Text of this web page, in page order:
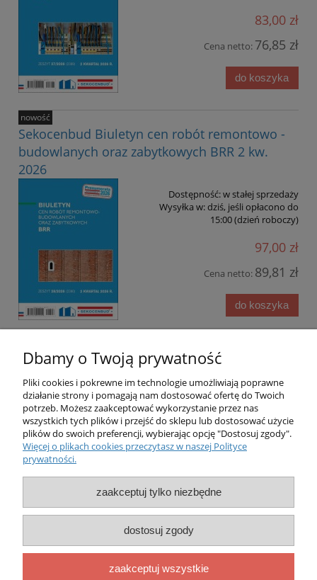
83,00 zł
Cena netto: 76,85 zł
do koszyka
Sekocenbud Biuletyn cen robót remontowo -
budowlanych oraz zabytkowych BRR 2 kw.
2026
Dostępność:w stałej sprzedaży
Wysyłka w:dziś, jeśli opłacono do
15:00 (dzień roboczy)
97,00 zł
Cena netto: 89,81 zł
do koszyka
nowość
O nas
Obsługa klienta
Moje konto
20-346 Lublin, ul.Długa 5 tel. 81-4440603 kom. 601-952500
Dbamy o Twoją prywatność
Pliki cookies i pokrewne im technologie umożliwiają poprawne
działanie strony i pomagają nam dostosować ofertę do Twoich
potrzeb. Możesz zaakceptować wykorzystanie przez nas
wszystkich tych plików i przejść do sklepu lub dostosować użycie
plików do swoich preferencji, wybierając opcję "Dostosuj zgody".
Więcej o plikach cookies przeczytasz w naszej Polityce
prywatności.
zaakceptuj tylko niezbędne
dostosuj zgody
zaakceptuj wszystkie